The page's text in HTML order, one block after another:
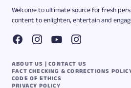
Welcome to ultimate source for fresh
content to enlighten, entertain and
ABOUT US | CONTACT US
FACT CHECKING & CORRECTIONS
CODE OF ETHICS